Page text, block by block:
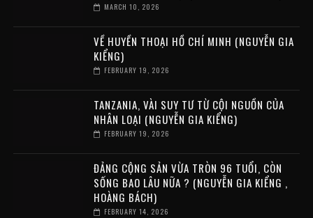
MARCH 10, 2026
VỀ HUYỀN THOẠI HỒ CHÍ MINH (NGUYỄN GIA
KIỂNG)
FEBRUARY 19, 2026
TANZANIA, VÀI SUY TƯ TỪ CỘI NGUỒN CỦA
NHÂN LOẠI (NGUYỄN GIA KIỂNG)
FEBRUARY 19, 2026
ĐẢNG CỘNG SẢN VỪA TRÒN 96 TUỔI, CÒN
SỐNG BAO LÂU NỮA ? (NGUYỄN GIA KIỂNG ,
HOÀNG BÁCH)
FEBRUARY 14, 2026